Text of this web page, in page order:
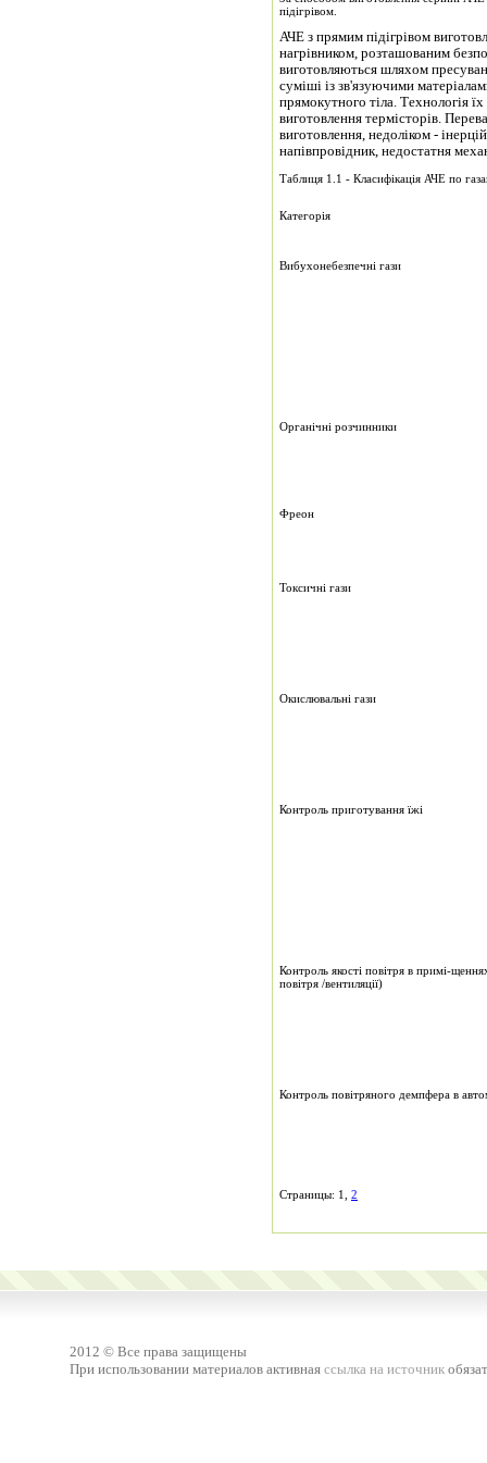
підігрівом.
АЧЕ з прямим підігрівом
нагрівником, розташованим
виготовляються шляхом
суміші із зв'язуючими
прямокутного тіла. Технологія
виготовлення термісторів.
виготовлення, недоліком -
напівпровідник, недостатня
Таблиця 1.1 - Класифікація АЧЕ по
Категорія
Вибухонебезпечні гази
Органічні розчинники
Фреон
Токсичні гази
Окислювальні гази
Контроль приготування їжі
Контроль якості повітря в примі-
повітря /вентиляції)
Контроль повітряного демпфера в
Страницы: 1, 2
2012 © Все права защищены
При использовании материалов активная ссылка на источник